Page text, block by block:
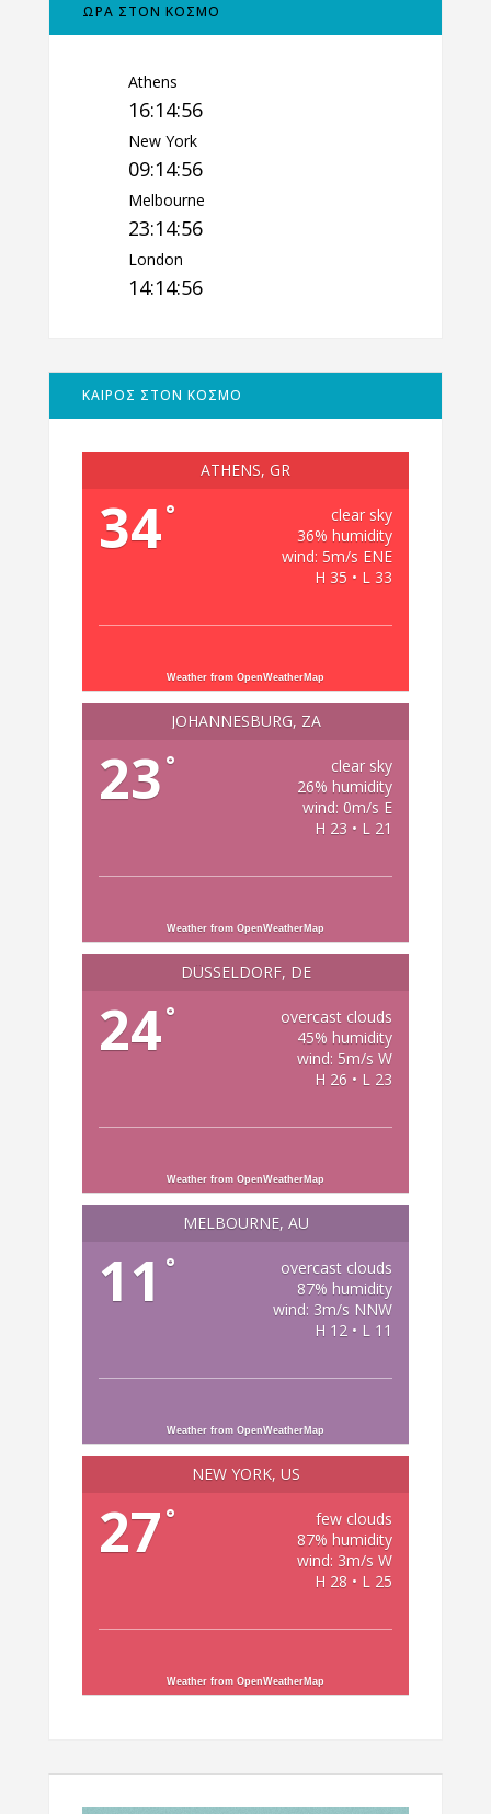
ΩΡΑ ΣΤΟΝ ΚΟΣΜΟ
Athens
16:14:57
New York
09:14:57
Melbourne
23:14:57
London
14:14:57
ΚΑΙΡΟΣ ΣΤΟΝ ΚΟΣΜΟ
ATHENS, GR
34°
clear sky
36% humidity
wind: 5m/s ENE
H 35 • L 33
Weather from OpenWeatherMap
JOHANNESBURG, ZA
23 °
clear sky
26% humidity
wind: 0m/s E
H 23 • L 21
Weather from OpenWeatherMap
DÜSSELDORF, DE
24°
overcast clouds
45% humidity
wind: 5m/s W
H 26 • L 23
Weather from OpenWeatherMap
MELBOURNE, AU
11 °
overcast clouds
87% humidity
wind: 3m/s NNW
H 12 • L 11
Weather from OpenWeatherMap
NEW YORK, US
27 °
few clouds
87% humidity
wind: 3m/s W
H 28 • L 25
Weather from OpenWeatherMap